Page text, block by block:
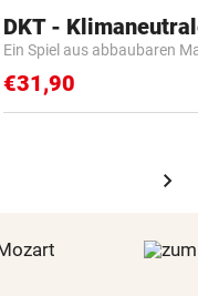
Ein Spiel aus abbaubaren
€31,90
chevron_right